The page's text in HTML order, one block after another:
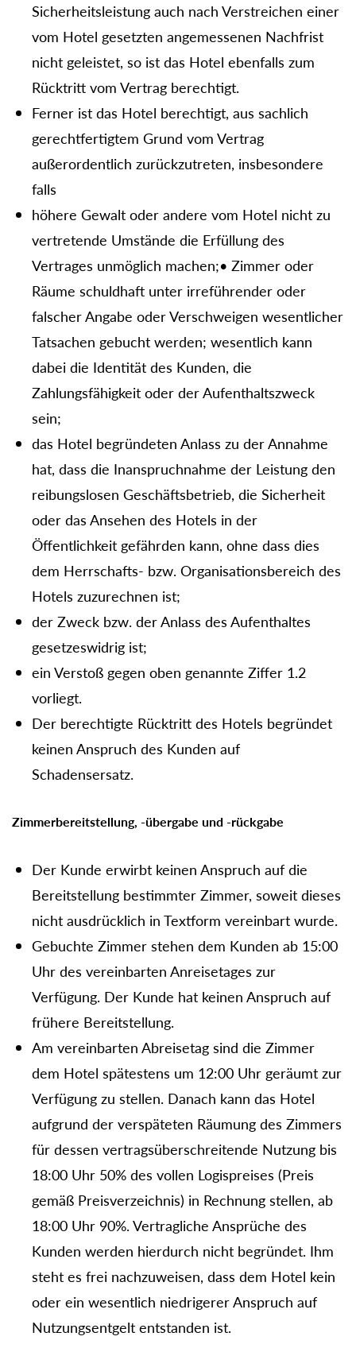
Sicherheitsleistung auch nach Verstreichen einer
vom Hotel gesetzten angemessenen Nachfrist
nicht geleistet, so ist das Hotel ebenfalls zum
Rücktritt vom Vertrag berechtigt.
Ferner ist das Hotel berechtigt, aus sachlich
gerechtfertigtem Grund vom Vertrag
außerordentlich zurückzutreten, insbesondere
falls
höhere Gewalt oder andere vom Hotel nicht zu
vertretende Umstände die Erfüllung des
Vertrages unmöglich machen;• Zimmer oder
Räume schuldhaft unter irreführender oder
falscher Angabe oder Verschweigen wesentlicher
Tatsachen gebucht werden; wesentlich kann
dabei die Identität des Kunden, die
Zahlungsfähigkeit oder der Aufenthaltszweck
sein;
das Hotel begründeten Anlass zu der Annahme
hat, dass die Inanspruchnahme der Leistung den
reibungslosen Geschäftsbetrieb, die Sicherheit
oder das Ansehen des Hotels in der
Öffentlichkeit gefährden kann, ohne dass dies
dem Herrschafts- bzw. Organisationsbereich des
Hotels zuzurechnen ist;
der Zweck bzw. der Anlass des Aufenthaltes
gesetzeswidrig ist;
ein Verstoß gegen oben genannte Ziffer 1.2
vorliegt.
Der berechtigte Rücktritt des Hotels begründet
keinen Anspruch des Kunden auf
Schadensersatz.
Zimmerbereitstellung, -übergabe und -rückgabe
Der Kunde erwirbt keinen Anspruch auf die
Bereitstellung bestimmter Zimmer, soweit dieses
nicht ausdrücklich in Textform vereinbart wurde.
Gebuchte Zimmer stehen dem Kunden ab 15:00
Uhr des vereinbarten Anreisetages zur
Verfügung. Der Kunde hat keinen Anspruch auf
frühere Bereitstellung.
Am vereinbarten Abreisetag sind die Zimmer
dem Hotel spätestens um 12:00 Uhr geräumt zur
Verfügung zu stellen. Danach kann das Hotel
aufgrund der verspäteten Räumung des Zimmers
für dessen vertragsüberschreitende Nutzung bis
18:00 Uhr 50% des vollen Logispreises (Preis
gemäß Preisverzeichnis) in Rechnung stellen, ab
18:00 Uhr 90%. Vertragliche Ansprüche des
Kunden werden hierdurch nicht begründet. Ihm
steht es frei nachzuweisen, dass dem Hotel kein
oder ein wesentlich niedrigerer Anspruch auf
Nutzungsentgelt entstanden ist.